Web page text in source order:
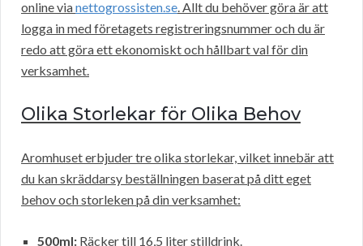
online vianettogrossisten.se. Allt du behöver göra är att
logga in med företagets registreringsnummer och du är
redo att göra ett ekonomiskt och hållbart val för din
verksamhet.
Olika Storlekar för Olika Behov
Aromhuset erbjuder tre olika storlekar, vilket innebär att
du kan skräddarsy beställningen baserat på ditt eget
behov och storleken på din verksamhet:
500ml: Räcker till 16,5 liter stilldrink.